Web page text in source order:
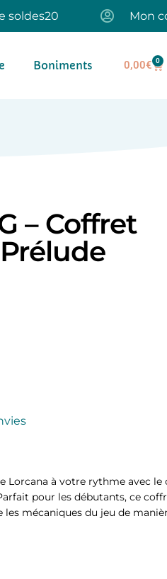
soldes20 Mon
Boniments 0,00€ 0
– Coffret
Lorcana à votre rythme avec le
pour les débutants, ce
les mécaniques du jeu de